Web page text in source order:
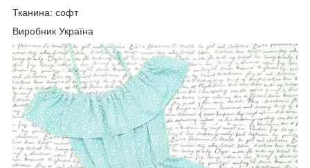
Тканина: софт
Виробник Україна